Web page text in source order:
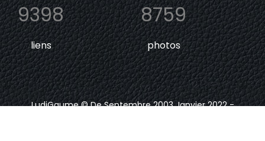
9398
liens
8759
photos
LudiGaume © De Septembre 2003 Janvier 2022 -